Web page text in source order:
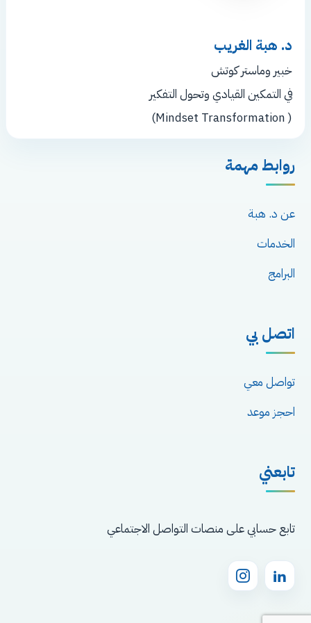
د. هبة الغريب
خبير وماستر كوتش
في التمكين القيادي وتحول التفكير
( Mindset Transformation)
روابط مهمة
عن د. هبة
الخدمات
البرامج
اتصل بي
تواصل معي
احجز موعد
تابعني
تابع حسابي على منصات التواصل الاجتماعي